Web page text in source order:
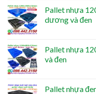
Pallet nhựa
dương và đen
Pallet nhựa
và đen
Pallet nhựa